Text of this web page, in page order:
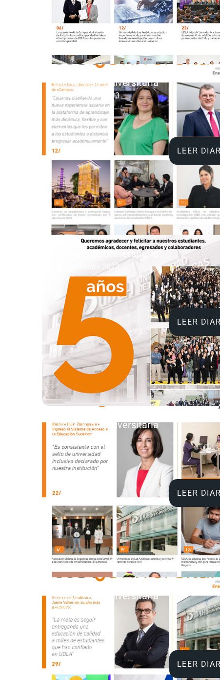
Diario Vida Universitaria
2do semestre 2023
LEER
Diario Vida Universitaria
2do semestre 2022
LEER
Diario Vida Universitaria
Enero 2022
LEER
Diario Vida Universitaria
Enero 2021
LEER